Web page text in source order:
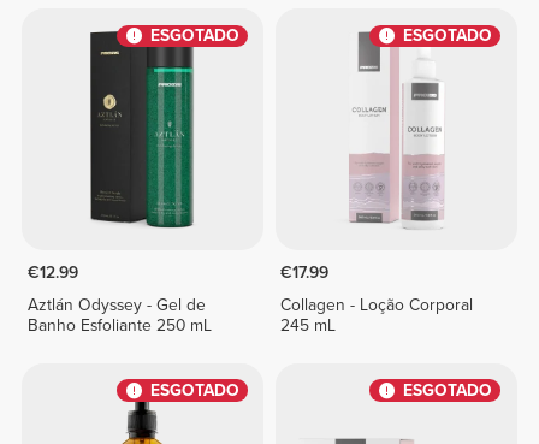
ESGOTADO
€12.99
Aztlán Odyssey - Gel de
Banho Esfoliante 250 mL
ESGOTADO
€17.99
Collagen - Loção Corporal
245 mL
ESGOTADO ESGOTADO